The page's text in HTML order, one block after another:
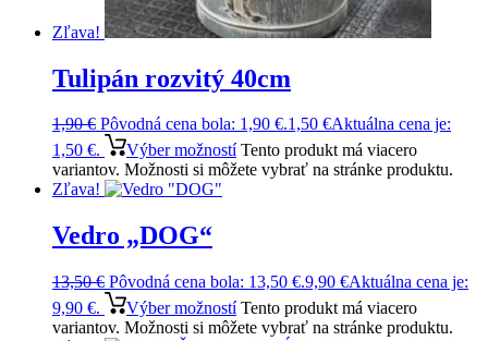
Zľava!
Tulipán rozvitý 40cm
1,90€ Pôvodná cena bola: 1,90 €.1,50 €Aktuálna cena je:
1,50 €.
Výber možností Tento produkt má viacero
variantov. Možnosti si môžete vybrať na stránke produktu.
Zľava!
Vedro „DOG“
13,50€ Pôvodná cena bola: 13,50 €.9,90 €Aktuálna cena je:
9,90 €.
Výber možností Tento produkt má viacero
variantov. Možnosti si môžete vybrať na stránke produktu.